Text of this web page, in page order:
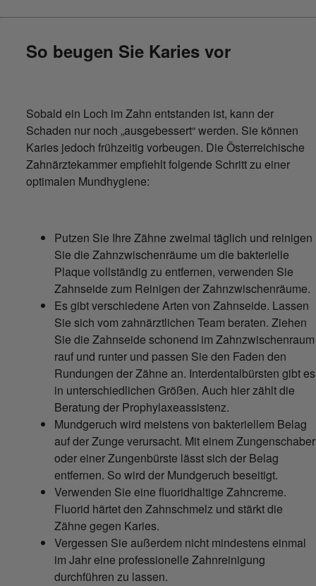
So beugen Sie Karies vor
Sobald ein Loch im Zahn entstanden ist, kann der
Schaden nur noch „ausgebessert“ werden. Sie können
Karies jedoch frühzeitig vorbeugen. Die Österreichische
Zahnärztekammer empfiehlt folgende Schritt zu einer
optimalen Mundhygiene:
Putzen Sie Ihre Zähne zweimal täglich und reinigen
Sie die Zahnzwischenräume um die bakterielle
Plaque vollständig zu entfernen, verwenden Sie
Zahnseide zum Reinigen der Zahnzwischenräume.
Es gibt verschiedene Arten von Zahnseide. Lassen
Sie sich vom zahnärztlichen Team beraten. Ziehen
Sie die Zahnseide schonend im Zahnzwischenraum
rauf und runter und passen Sie den Faden den
Rundungen der Zähne an. Interdentalbürsten gibt es
in unterschiedlichen Größen. Auch hier zählt die
Beratung der Prophylaxeassistenz.
Mundgeruch wird meistens von bakteriellem Belag
auf der Zunge verursacht. Mit einem Zungenschaber
oder einer Zungenbürste lässt sich der Belag
entfernen. So wird der Mundgeruch beseitigt.
Verwenden Sie eine fluoridhaltige Zahncreme.
Fluorid härtet den Zahnschmelz und stärkt die
Zähne gegen Karies.
Vergessen Sie außerdem nicht mindestens einmal
im Jahr eine professionelle Zahnreinigung
durchführen zu lassen.